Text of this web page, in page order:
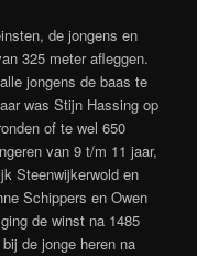
de jongens en
325 meter afleggen.
jongens de baas te
was Stijn Hassing op
of te wel 650
van 9 t/m 11 jaar,
Steenwijkerwold en
Schippers en Owen
de winst na 1485
de jonge heren na